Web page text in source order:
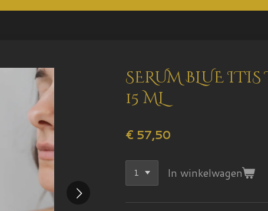
SERUM BLUE
15 ML
€ 57,50
In winkelwagen